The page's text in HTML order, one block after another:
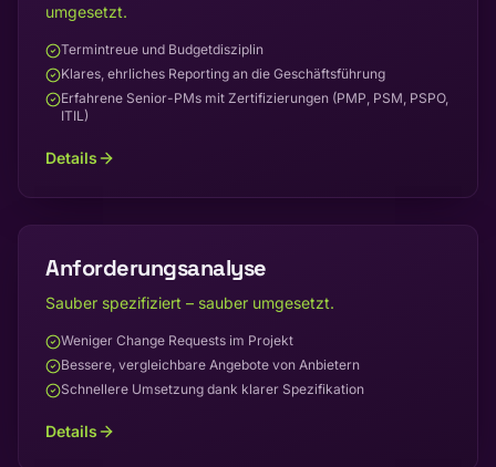
umgesetzt.
Termintreue und Budgetdisziplin
Klares, ehrliches Reporting an die Geschäftsführung
Erfahrene Senior-PMs mit Zertifizierungen (PMP, PSM, PSPO,
ITIL)
Details
Anforderungsanalyse
Sauber spezifiziert – sauber umgesetzt.
Weniger Change Requests im Projekt
Bessere, vergleichbare Angebote von Anbietern
Schnellere Umsetzung dank klarer Spezifikation
Details